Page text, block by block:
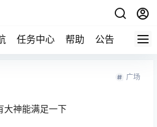
任务中心 帮助 公告 APP下
广场
大神能满足一下